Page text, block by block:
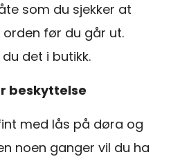
som du sjekker at
før du går ut.
det i butikk.
beskyttelse
med lås på døra og
noen ganger vil du ha